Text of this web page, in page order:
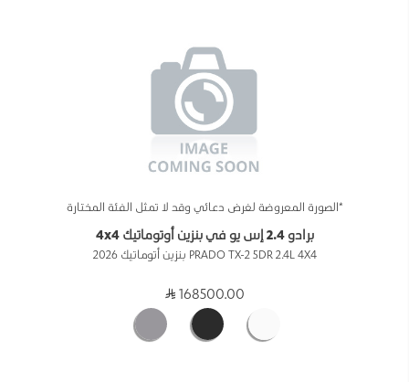
*الصورة المعروضة لغرض دعائي وقد لا تمثل الفئة المختارة
برادو 2.4 إس يو في بنزين أوتوماتيك 4x4
PRADO TX-2 5DR 2.4L 4X4 بنزين أتوماتيك 2026
168500.00